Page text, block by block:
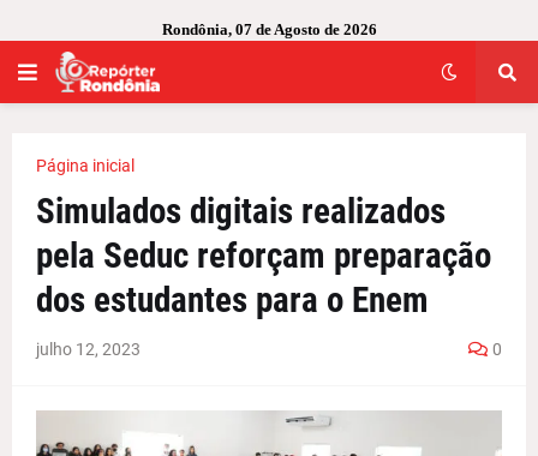
Rondônia, 07 de Agosto de 2026
Página inicial
Simulados digitais realizados
pela Seduc reforçam preparação
dos estudantes para o Enem
julho 12, 2023 0